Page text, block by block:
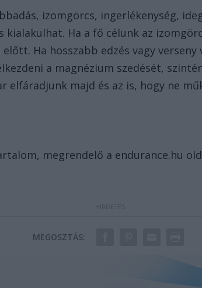
izomgörcs, ingerlékenység,
kialakulhat. Ha a fő célunk az
Ha hosszabb edzés vagy
a magnézium szedését,
elfáradjunk majd és az is, hogy ne
megrendelő a endurance.hu
MEGOSZTÁS: